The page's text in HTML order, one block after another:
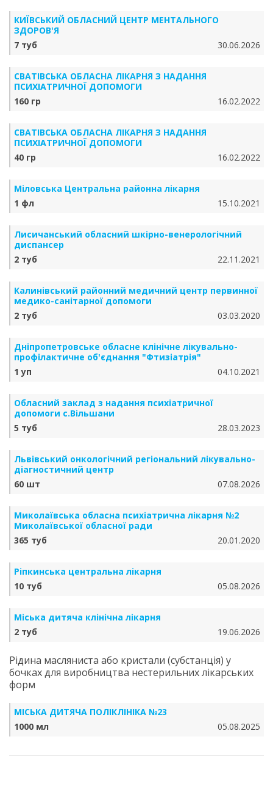
КИЇВСЬКИЙ ОБЛАСНИЙ ЦЕНТР МЕНТАЛЬНОГО
ЗДОРОВ'Я
7 туб
30.06.2026
СВАТІВСЬКА ОБЛАСНА ЛІКАРНЯ З НАДАННЯ
ПСИХІАТРИЧНОЇ ДОПОМОГИ
160 гр
16.02.2022
СВАТІВСЬКА ОБЛАСНА ЛІКАРНЯ З НАДАННЯ
ПСИХІАТРИЧНОЇ ДОПОМОГИ
40 гр
16.02.2022
Міловська Центральна районна лікарня
1 фл
15.10.2021
Лисичанський обласний шкірно-венерологічний
диспансер
2 туб
22.11.2021
Калинівський районний медичний центр первинної
медико-санітарної допомоги
2 туб
03.03.2020
Дніпропетровське обласне клінічне лікувально-
профілактичне об'єднання "Фтизіатрія"
1 уп
04.10.2021
Обласний заклад з надання психіатричної
допомоги с.Вільшани
5 туб
28.03.2023
Львівський онкологічний регіональний лікувально-
діагностичний центр
60 шт
07.08.2026
Миколаївська обласна психіатрична лікарня №2
Миколаївської обласної ради
365 туб
20.01.2020
Ріпкинська центральна лікарня
10 туб
05.08.2026
Міська дитяча клінічна лікарня
2 туб
19.06.2026
Рідина масляниста або кристали (субстанція) у
бочках для виробництва нестерильних лікарських
форм
МІСЬКА ДИТЯЧА ПОЛІКЛІНІКА №23
1000 мл
05.08.2025